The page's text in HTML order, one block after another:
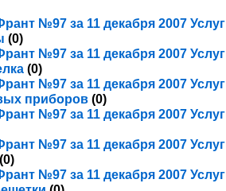
№97 за 11 декабря 2007
(0)
№97 за 11 декабря 2007
(0)
№97 за 11 декабря 2007
приборов (0)
№97 за 11 декабря 2007
№97 за 11 декабря 2007
(0)
№97 за 11 декабря 2007